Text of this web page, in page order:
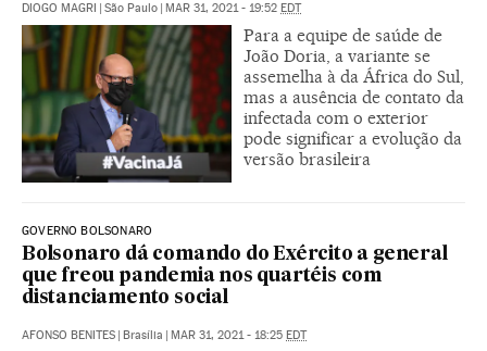
DIOGO MAGRI São Paulo MAR 31, 2021 - 19:52 EDT
Para a equipe de saúde de
João Doria, a variante se
assemelha à da África do Sul,
mas a ausência de contato da
infectada com o exterior
pode significar a evolução da
versão brasileira
GOVERNO BOLSONARO
Bolsonaro dá comando do Exército a general
que freou pandemia nos quartéis com
distanciamento social
AFONSO BENITES Brasília MAR 31, 2021 - 18:25 EDT